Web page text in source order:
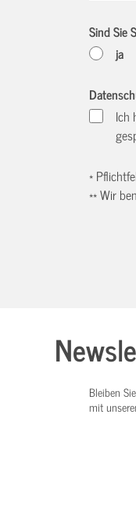
Sind Sie
ja
Ich
*
** Wir
Bleiben
mit